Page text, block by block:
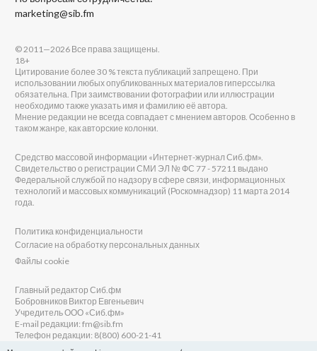
marketing@sib.fm
© 2011—2026 Все права защищены.
18+
Цитирование более 30 % текста публикаций запрещено. При
использовании любых опубликованных материалов гиперссылка
обязательна. При заимствовании фотографии или иллюстрации
необходимо также указать имя и фамилию её автора.
Мнение редакции не всегда совпадает с мнением авторов. Особенно в
таком жанре, как авторские колонки.
Средство массовой информации «Интернет-журнал Сиб.фм».
Свидетельство о регистрации СМИ ЭЛ № ФС 77 - 57211 выдано
Федеральной службой по надзору в сфере связи, информационных
технологий и массовых коммуникаций (Роскомнадзор) 11 марта 2014
года.
Политика конфиденциальности
Согласие на обработку персональных данных
Файлы cookie
Главный редактор Сиб.фм
Бобровников Виктор Евгеньевич
Учредитель ООО «Сиб.фм»
E-mail редакции: fm@sib.fm
Телефон редакции: 8(800) 600-21-41